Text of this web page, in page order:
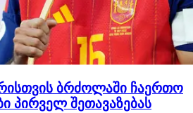
ბრძოლაში ჩაერთო
პირველ შეთავაზებას